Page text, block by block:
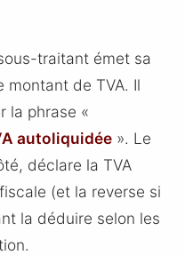
traitant émet sa
montant de TVA. Il
la phrase «
autoliquidée». Le
déclare la TVA
(et la reverse si
la déduire selon les